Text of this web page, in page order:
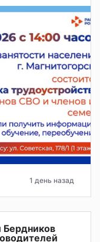
1 день назад
Бердников